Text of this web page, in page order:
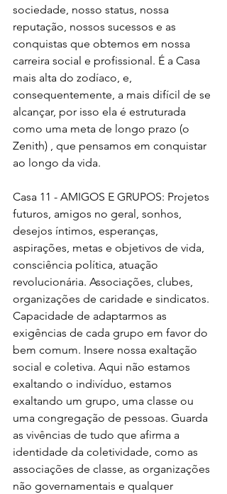
sociedade, nosso status, nossa
reputação, nossos sucessos e as
conquistas que obtemos em nossa
carreira social e profissional. É a Casa
mais alta do zodíaco, e,
consequentemente, a mais difícil de se
alcançar, por isso ela é estruturada
como uma meta de longo prazo (o
Zenith) , que pensamos em conquistar
ao longo da vida.
Casa 11 - AMIGOS E GRUPOS: Projetos
futuros, amigos no geral, sonhos,
desejos íntimos, esperanças,
aspirações, metas e objetivos de vida,
consciência política, atuação
revolucionária. Associações, clubes,
organizações de caridade e sindicatos.
Capacidade de adaptarmos as
exigências de cada grupo em favor do
bem comum. Insere nossa exaltação
social e coletiva. Aqui não estamos
exaltando o indivíduo, estamos
exaltando um grupo, uma classe ou
uma congregação de pessoas. Guarda
as vivências de tudo que afirma a
identidade da coletividade, como as
associações de classe, as organizações
não governamentais e qualquer